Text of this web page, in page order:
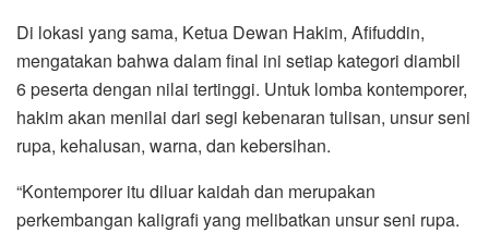
Di lokasi yang sama, Ketua Dewan Hakim, Afifuddin,
mengatakan bahwa dalam final ini setiap kategori diambil
6 peserta dengan nilai tertinggi. Untuk lomba kontemporer,
hakim akan menilai dari segi kebenaran tulisan, unsur seni
rupa, kehalusan, warna, dan kebersihan.
“Kontemporer itu diluar kaidah dan merupakan
perkembangan kaligrafi yang melibatkan unsur seni rupa.